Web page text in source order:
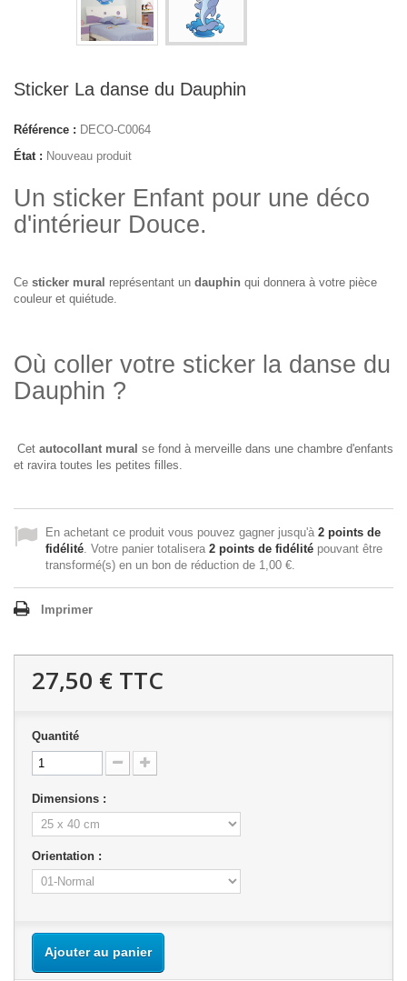
Sticker La danse du Dauphin
Référence : DECO-C0064
État : Nouveau produit
Un sticker Enfant pour une déco
d'intérieur Douce.
Ce sticker mural représentant un dauphin qui donnera à votre pièce
couleur et quiétude.
Où coller votre sticker la danse du
Dauphin ?
Cet autocollant mural se fond à merveille dans une chambre d'enfants
et ravira toutes les petites filles.
En achetant ce produit vous pouvez gagner jusqu'à 2 points de
fidélité. Votre panier totalisera 2 points de fidélité pouvant être
transformé(s) en un bon de réduction de 1,00 €.
Imprimer
27,50 € TTC
Quantité
Dimensions :
Orientation :
Ajouter au panier